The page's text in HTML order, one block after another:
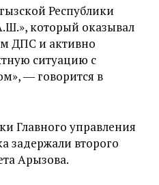
Республики
который оказывал
ДПС и активно
ситуацию с
― говорится в
Главного управления
задержали второго
Арызова.